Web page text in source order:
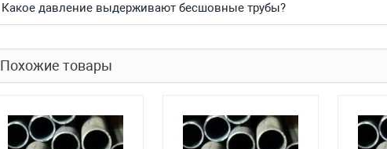
Какое давление выдерживают бесшовные трубы?
Похожие товары